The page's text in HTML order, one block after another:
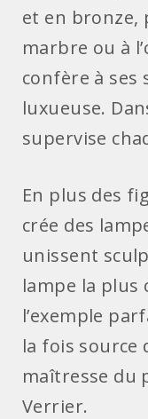
et en bronze,
marbre ou à
confère à ses
luxueuse.
supervise
En plus des
crée des
unissent
lampe la plus
l’exemple
la fois source
maîtresse du
Verrier.